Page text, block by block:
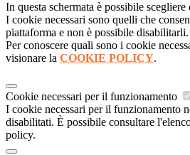
In questa schermata è possibile
I cookie necessari sono quelli che
piattaforma e non è possibile disabilitarli.
Per conoscere quali sono i cookie
visionare la COOKIE POLICY.
Cookie necessari per il funzionamento
I cookie necessari per il funzionamento
disabilitati. È possibile consultare
policy.